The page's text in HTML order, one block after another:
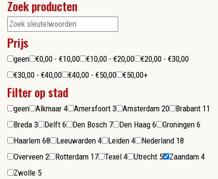
Zoek producten
Prijs
geen €0,00 - €10,00 €10,00 - €20,00
€20,00 - €30,00
€30,00 - €40,00
€40,00 - €50,00 €50,00+
Filter op stad
geen Alkmaar 4 Amersfoort 3 Amsterdam 20 Brabant 11
Breda 3 Delft 6 Den Bosch 7 Den Haag 6 Groningen 6
Haarlem 68 Leeuwarden 4 Leiden 4 Nederland 18
Overveen 2 Rotterdam 17 Texel 4 Utrecht 5 Zaandam 4
Zwolle 5